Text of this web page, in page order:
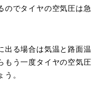
のでタイヤの空気圧は急
出る場合は気温と路面温
もう一度タイヤの空気圧
う。